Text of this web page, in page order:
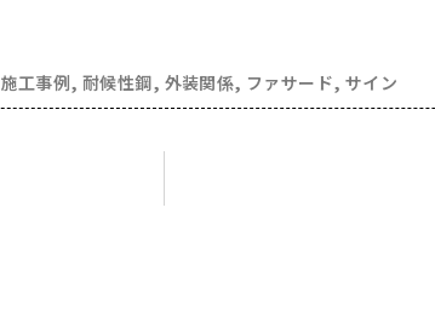
施工事例,耐候性鋼, 外装関係, ファサード, サイン